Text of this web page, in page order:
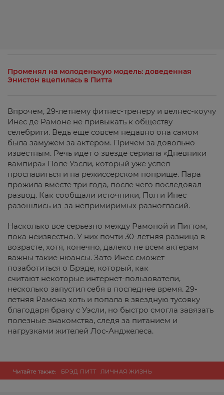
Променял на молоденькую модель: доведенная
Энистон вцепилась в Питта
Впрочем, 29-летнему фитнес-тренеру и велнес-коучу
Инес де Рамоне не привыкать к обществу
селебрити. Ведь еще совсем недавно она самом
была замужем за актером. Причем за довольно
известным. Речь идет о звезде сериала «Дневники
вампира» Поле Уэсли, который уже успел
прославиться и на режиссерском поприще. Пара
прожила вместе три года, после чего последовал
развод. Как сообщали источники, Пол и Инес
разошлись из-за непримиримых разногласий.
Насколько все серьезно между Рамоной и Питтом,
пока неизвестно. У них почти 30-летняя разница в
возрасте, хотя, конечно, далеко не всем актерам
важны такие нюансы. Зато Инес сможет
позаботиться о Брэде, который, как
считают некоторые интернет-пользователи,
несколько запустил себя в последнее время. 29-
летняя Рамона хоть и попала в звездную тусовку
благодаря браку с Уэсли, но быстро смогла завязать
полезные знакомства, следя за питанием и
нагрузками жителей Лос-Анджелеса.
Читайте также: БРЭД ПИТТ ЛИЧНАЯ ЖИЗНЬ